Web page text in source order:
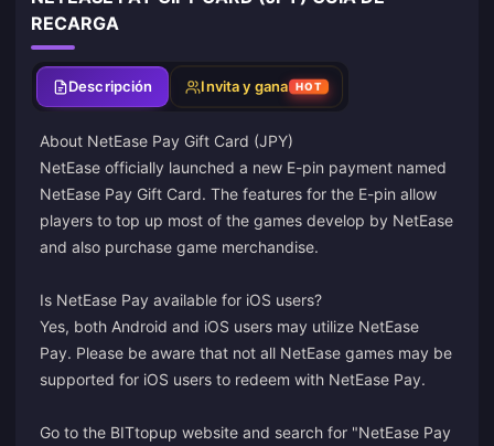
RECARGA
Descripción Invita y gana HOT
About NetEase Pay Gift Card (JPY)
NetEase officially launched a new E-pin payment named
NetEase Pay Gift Card. The features for the E-pin allow
players to top up most of the games develop by NetEase
and also purchase game merchandise.
Is NetEase Pay available for iOS users?
Yes, both Android and iOS users may utilize NetEase
Pay. Please be aware that not all NetEase games may be
supported for iOS users to redeem with NetEase Pay.
Go to the BITtopup website and search for "NetEase Pay